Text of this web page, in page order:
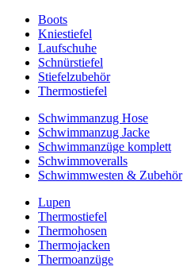
Boots
Kniestiefel
Laufschuhe
Schnürstiefel
Stiefelzubehör
Thermostiefel
Schwimmanzug Hose
Schwimmanzug Jacke
Schwimmanzüge komplett
Schwimmoveralls
Schwimmwesten & Zubehör
Lupen
Thermostiefel
Thermohosen
Thermojacken
Thermoanzüge